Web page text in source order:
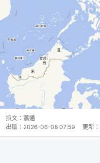
撰文： 蕭通
出版： 2026-06-08 07:59 更新：